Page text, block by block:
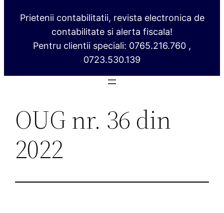
Prietenii contabilitatii, revista electronica de
contabilitate si alerta fiscala!
Pentru clientii speciali: 0765.216.760 ,
0723.530.139
OUG nr. 36 din
2022